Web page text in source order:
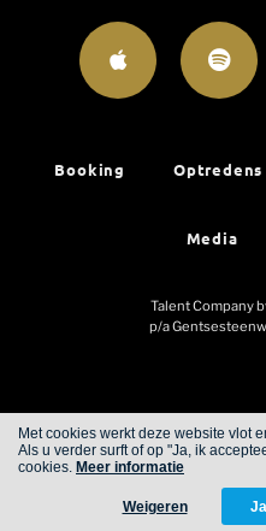
Booking Optredens
Media
Talent Company
p/a
Cookies
Met cookies werkt deze website vlot
Als u verder surft of op "Ja, ik
cookies. Meer informatie
Weigeren